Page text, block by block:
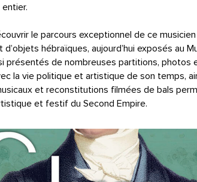
entier.
le parcours exceptionnel de ce
hébraïques, aujourd’hui exposés au
présentés de nombreuses partitions, photos
la vie politique et artistique de son temps,
et reconstitutions filmées de bals
et festif du Second Empire.